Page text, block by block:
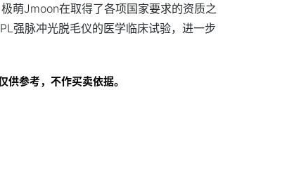
萌Jmoon在取得了各项国家要求的资质之
强脉冲光脱毛仪的医学临床试验，进一步
参考，不作买卖依据。